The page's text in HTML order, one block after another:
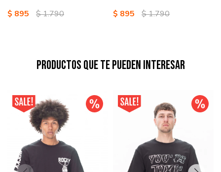
$ 895 $1.790 $ 895 $1.790
Productos que te pueden interesar